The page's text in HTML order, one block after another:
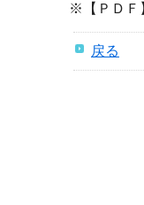
※【ＰＤＦ
戻る